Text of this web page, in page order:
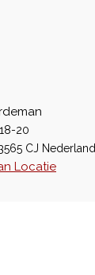
20
CJ Nederland
Locatie